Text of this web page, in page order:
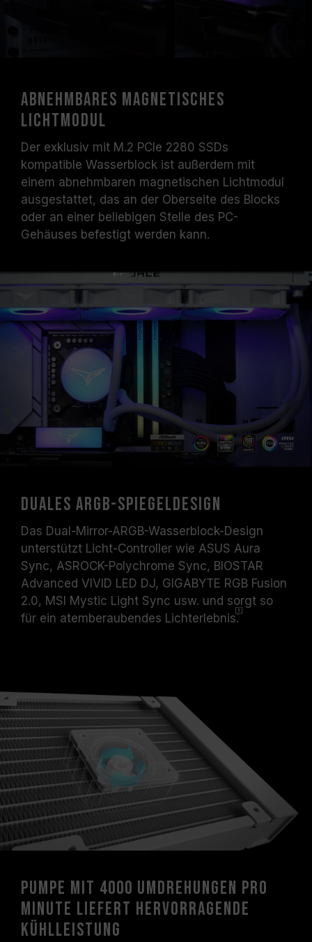
Abnehmbares magnetisches
Lichtmodul
Der exklusiv mit M.2 PCIe 2280 SSDs
kompatible Wasserblock ist außerdem mit
einem abnehmbaren magnetischen Lichtmodul
ausgestattet, das an der Oberseite des Blocks
oder an einer beliebigen Stelle des PC-
Gehäuses befestigt werden kann.
Duales ARGB-Spiegeldesign
Das Dual-Mirror-ARGB-Wasserblock-Design
unterstützt Licht-Controller wie ASUS Aura
Sync, ASROCK-Polychrome Sync, BIOSTAR
Advanced VIVID LED DJ, GIGABYTE RGB Fusion
2.0, MSI Mystic Light Sync usw. und sorgt so
für ein atemberaubendes Lichterlebnis.
Pumpe mit 4000 Umdrehungen pro
Minute liefert hervorragende
Kühlleistung